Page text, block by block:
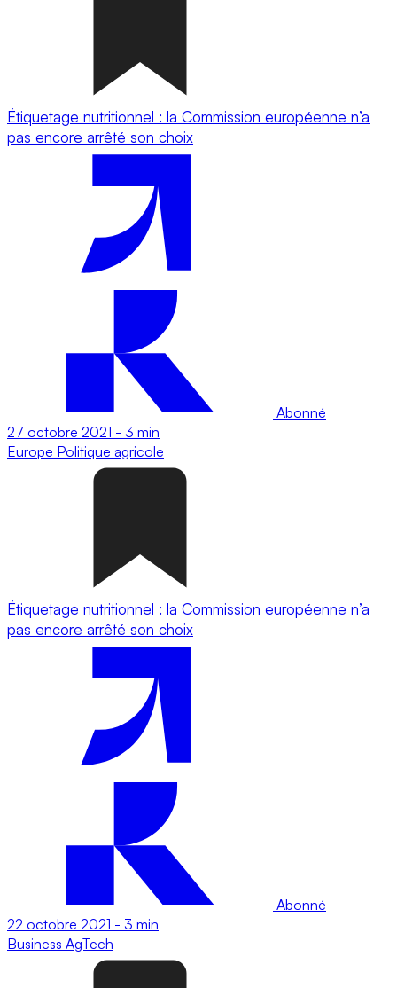
Étiquetage nutritionnel : la Commission européenne n’a
pas encore arrêté son choix
Abonné
27 octobre 2021 - 3 min
Europe Politique agricole
Étiquetage nutritionnel : la Commission européenne n’a
pas encore arrêté son choix
Abonné
22 octobre 2021 - 3 min
Business AgTech